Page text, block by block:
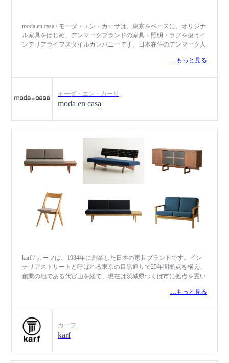
moda en casa / モーダ・エン・カーサは、東京をベースに、オリジナ
ル家具をはじめ、デンマークブランドの家具・照明・ラグを扱うイ
ンテリアライフスタイルカンパニーです。日本在住のデンマーク人
レンドと日本の生活文化をミックスさせた独自のモダンスタイルを
が高く、日本の住環境に適したインテリアをグッドプライスで展開
し、コンクリート、メタル、テラゾーなど、異素材を用いてトレン
ドを押さえた遊び心あふれるサイドアイテムも人気です。
…もっと見る
モーダ・エン・カーサ
moda en casa
karf / カーフは、1984年に創業した日本の家具ブランドです。イン
テリアストリートと呼ばれる東京の目黒通りで25年間拠点を構え、
創業の地である代官山を経て、現在は茨城県つくば市に拠点を置い
ックで普遍的なデザインを基本とし、オリジナル家具やオーダー家
ジ家具から学び、先人たちのものづくりへのこだわりと想いを次の
時代に引き継ぎ、家具好きのためのブランドでありたいと考えてい
ます。 karfが掲げるメッセージ「My furniture is a selfportrait of who I
もまた私たち自身を映しだすもの。家具選びも人との出会いと同じ
…もっと見る
カーフ
karf